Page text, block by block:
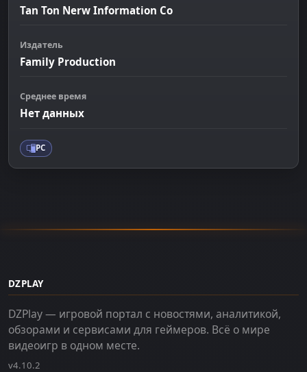
Tan Ton Nerw Information Co
Издатель
Family Production
Среднее время
Нет данных
PC
DZPLAY
DZPlay — игровой портал с новостями, аналитикой,
обзорами и сервисами для геймеров. Всё о мире
видеоигр в одном месте.
v4.10.2